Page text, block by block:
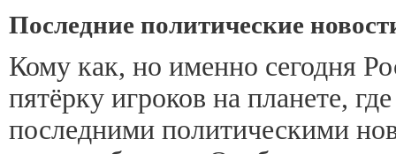
Последние политические
Кому как, но именно сегодня
пятёрку игроков на планете,
последними политическими